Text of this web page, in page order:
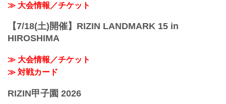
≫ 大会情報／チケット
【7/18(土)開催】RIZIN LANDMARK 15 in
HIROSHIMA
≫ 大会情報／チケット
≫ 対戦カード
RIZIN甲子園 2026